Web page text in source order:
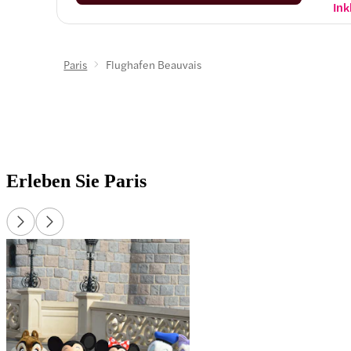
Paris Flughafen Beauvais
Erleben Sie Paris